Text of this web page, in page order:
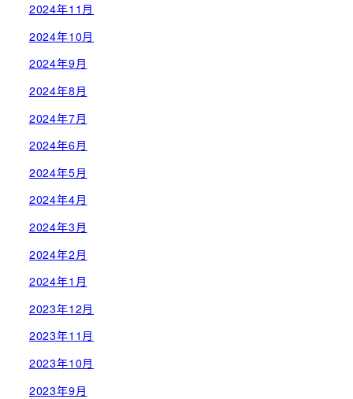
2024年11月
2024年10月
2024年9月
2024年8月
2024年7月
2024年6月
2024年5月
2024年4月
2024年3月
2024年2月
2024年1月
2023年12月
2023年11月
2023年10月
2023年9月